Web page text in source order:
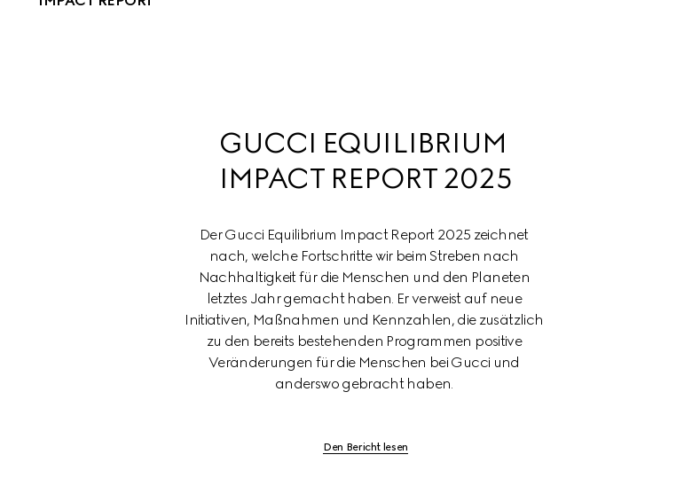
GUCCI EQUILIBRIUM
IMPACT REPORT 2025
Der Gucci Equilibrium Impact Report 2025 zeichnet
nach, welche Fortschritte wir beim Streben nach
Nachhaltigkeit für die Menschen und den Planeten
letztes Jahr gemacht haben. Er verweist auf neue
Initiativen, Maßnahmen und Kennzahlen, die zusätzlich
zu den bereits bestehenden Programmen positive
Veränderungen für die Menschen bei Gucci und
anderswo gebracht haben.
Den Bericht lesen